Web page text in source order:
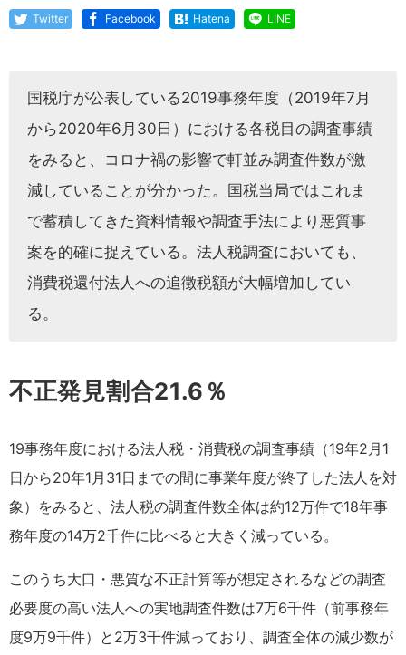
Twitter Facebook Hatena LINE
国税庁が公表している2019事務年度（2019年7月
から2020年6月30日）における各税目の調査事績
をみると、コロナ禍の影響で軒並み調査件数が激
減していることが分かった。国税当局ではこれま
で蓄積してきた資料情報や調査手法により悪質事
案を的確に捉えている。法人税調査においても、
消費税還付法人への追徴税額が大幅増加してい
る。
不正発見割合21.6％
19事務年度における法人税・消費税の調査事績（19年2月1
日から20年1月31日までの間に事業年度が終了した法人を対
象）をみると、法人税の調査件数全体は約12万件で18年事
務年度の14万2千件に比べると大きく減っている。
このうち大口・悪質な不正計算等が想定されるなどの調査
必要度の高い法人への実地調査件数は7万6千件（前事務年
度9万9千件）と2万3千件減っており、調査全体の減少数が